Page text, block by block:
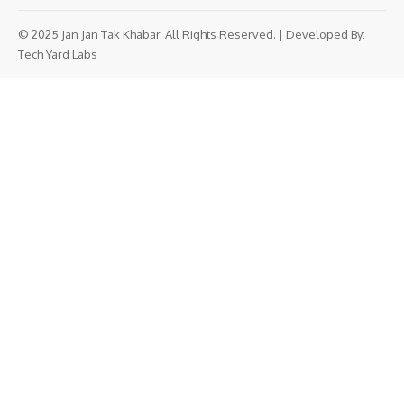
© 2025 Jan Jan Tak Khabar. All Rights Reserved. | Developed By:
Tech Yard Labs